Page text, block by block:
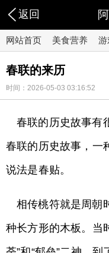
返回
网站首页 美食营养 游
春联的来历
时间：2026-05-03 03:16:52
春联的历史故事有
春联的历史故事，一
说法是春贴。
相传桃符就是周朝
种长方形的木板。当